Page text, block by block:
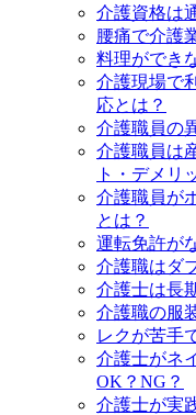
介護資格は
腰痛で介護
料理ができ
介護現場で
応とは？
介護職員の
介護職員は
ト・デメリ
介護職員が
とは？
運転免許が
介護職はダ
介護士は長
介護職の服
レクが苦手
介護士がネ
OK？NG？
介護士が実